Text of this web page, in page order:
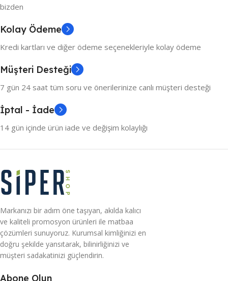
bizden
Kolay Ödeme
Kredi kartları ve diğer ödeme seçenekleriyle kolay ödeme
Müşteri Desteği
7 gün 24 saat tüm soru ve önerilerinize canlı müşteri desteği
İptal - İade
14 gün içinde ürün iade ve değişim kolaylığı
Markanızı bir adım öne taşıyan, akılda kalıcı
ve kaliteli promosyon ürünleri ile matbaa
çözümleri sunuyoruz. Kurumsal kimliğinizi en
doğru şekilde yansıtarak, bilinirliğinizi ve
müşteri sadakatinizi güçlendirin.
Abone Olun